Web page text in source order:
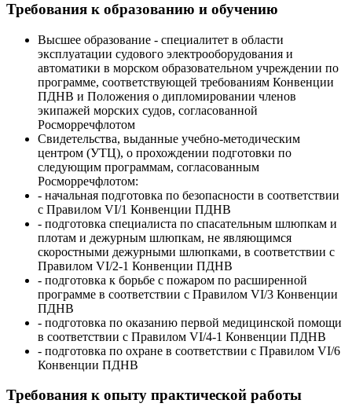
Требования к образованию и обучению
Высшее образование - специалитет в области
эксплуатации судового электрооборудования и
автоматики в морском образовательном учреждении по
программе, соответствующей требованиям Конвенции
ПДНВ и Положения о дипломировании членов
экипажей морских судов, согласованной
Росморречфлотом
Свидетельства, выданные учебно-методическим
центром (УТЦ), о прохождении подготовки по
следующим программам, согласованным
Росморречфлотом:
- начальная подготовка по безопасности в соответствии
с Правилом VI/1 Конвенции ПДНВ
- подготовка специалиста по спасательным шлюпкам и
плотам и дежурным шлюпкам, не являющимся
скоростными дежурными шлюпками, в соответствии с
Правилом VI/2-1 Конвенции ПДНВ
- подготовка к борьбе с пожаром по расширенной
программе в соответствии с Правилом VI/3 Конвенции
ПДНВ
- подготовка по оказанию первой медицинской помощи
в соответствии с Правилом VI/4-1 Конвенции ПДНВ
- подготовка по охране в соответствии с Правилом VI/6
Конвенции ПДНВ
Требования к опыту практической работы